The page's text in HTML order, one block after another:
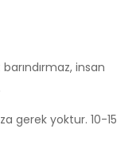
insan
gerek yoktur. 10-15